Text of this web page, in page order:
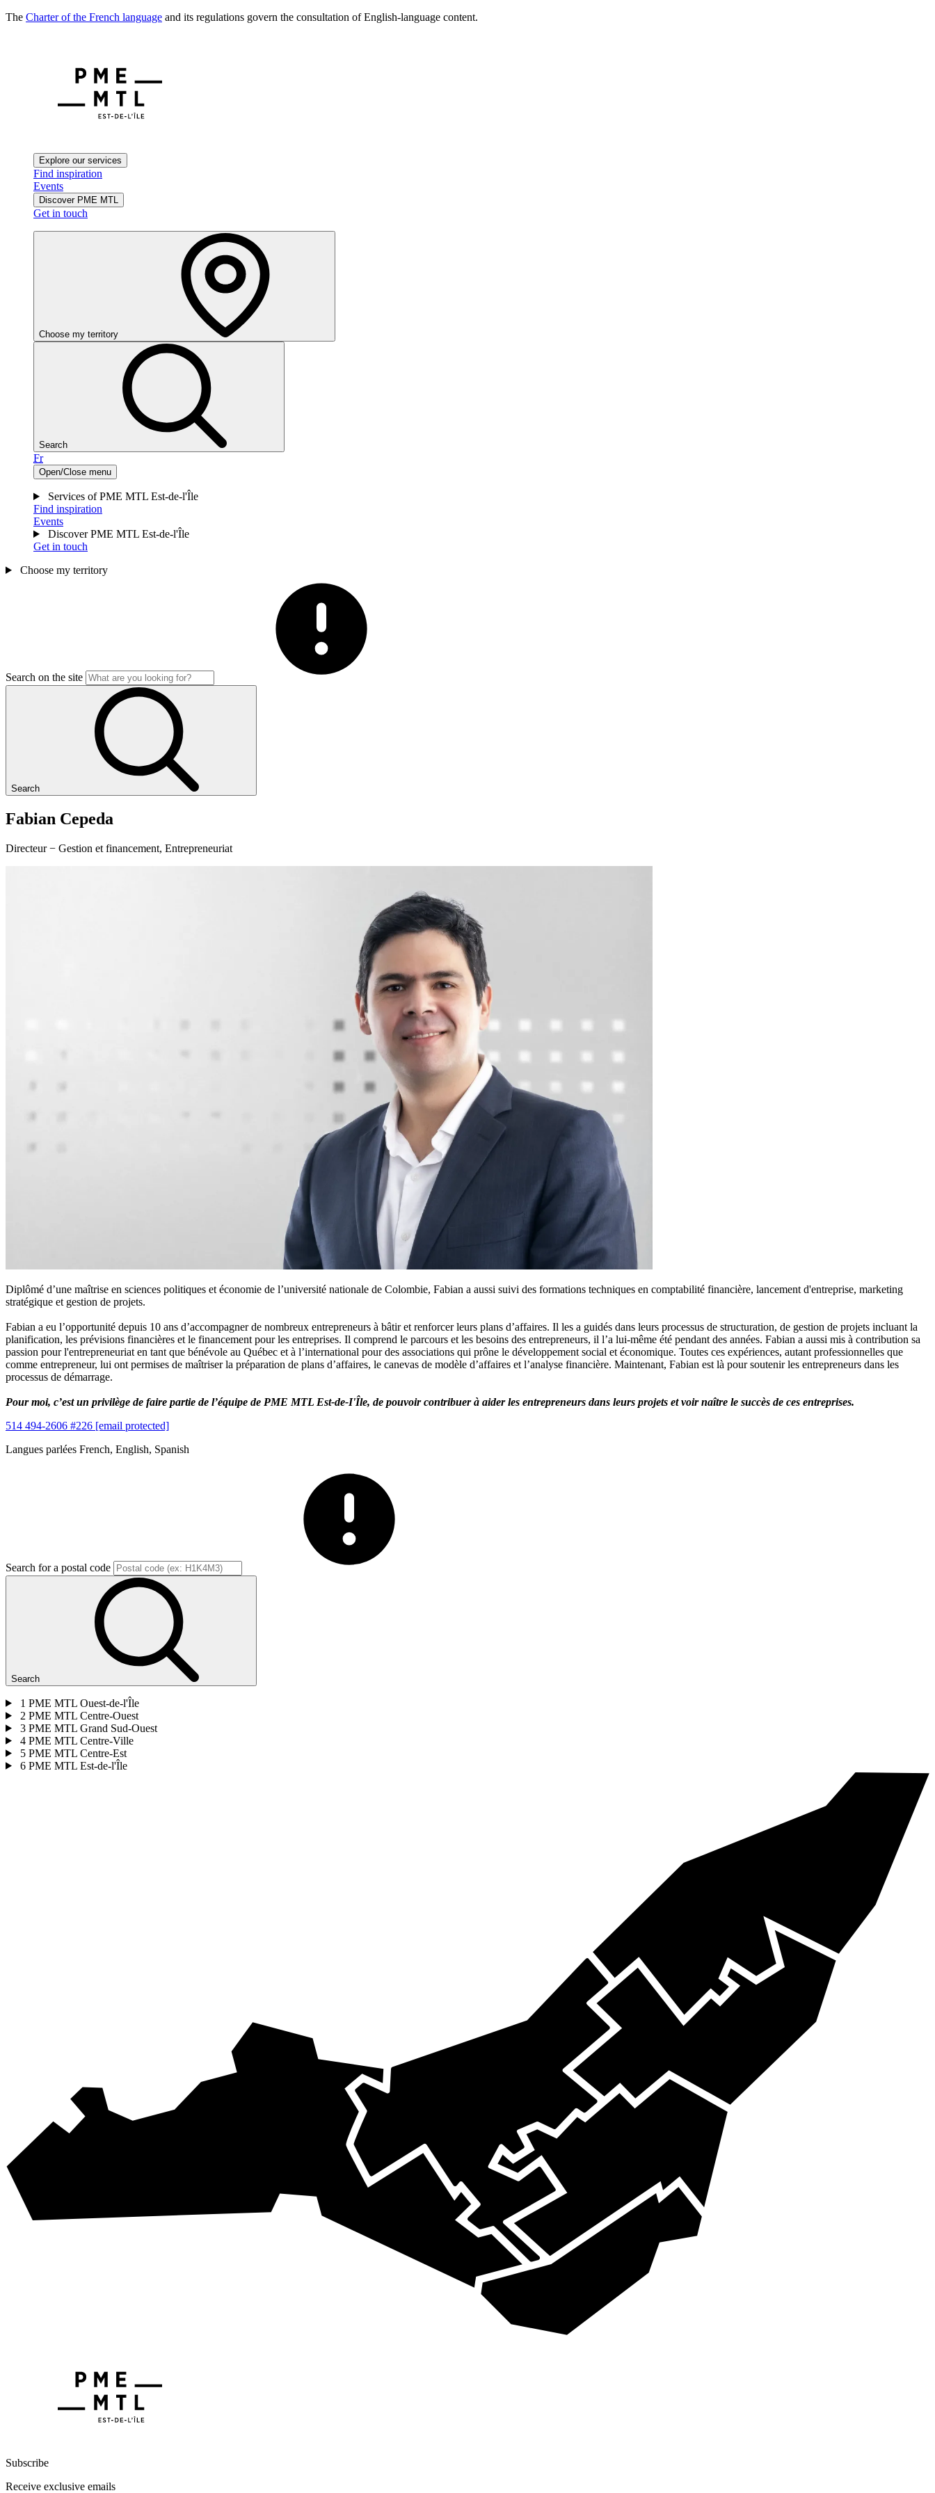
The Charter of the French language and its regulations govern the consultation of English-language content.
Explore our services
Find inspiration
Events
Discover PME MTL
Get in touch
Choose my territory
Search
Fr
Open/Close menu
Services of PME MTL Est-de-l'Île
Find inspiration
Events
Discover PME MTL Est-de-l'Île
Get in touch
Choose my territory
Search on the site
Search
Fabian Cepeda
Directeur − Gestion et financement, Entrepreneuriat
Diplômé d’une maîtrise en sciences politiques et économie de l’université nationale de Colombie, Fabian a aussi suivi des formations techniques en comptabilité financière, lancement d'entreprise, marketing
stratégique et gestion de projets.
Fabian a eu l’opportunité depuis 10 ans d’accompagner de nombreux entrepreneurs à bâtir et renforcer leurs plans d’affaires. Il les a guidés dans leurs processus de structuration, de gestion de projets incluant la
planification, les prévisions financières et le financement pour les entreprises. Il comprend le parcours et les besoins des entrepreneurs, il l’a lui-même été pendant des années. Fabian a aussi mis à contribution sa
passion pour l'entrepreneuriat en tant que bénévole au Québec et à l’international pour des associations qui prône le développement social et économique. Toutes ces expériences, autant professionnelles que
comme entrepreneur, lui ont permises de maîtriser la préparation de plans d’affaires, le canevas de modèle d’affaires et l’analyse financière. Maintenant, Fabian est là pour soutenir les entrepreneurs dans les
processus de démarrage.
Pour moi, c’est un privilège de faire partie de l’équipe de PME MTL Est-de-I'Île, de pouvoir contribuer à aider les entrepreneurs dans leurs projets et voir naître le succès de ces entreprises.
514 494-2606 #226 [email protected]
Langues parlées French, English, Spanish
Search for a postal code
Search
1 PME MTL Ouest-de-l'Île
2 PME MTL Centre-Ouest
3 PME MTL Grand Sud-Ouest
4 PME MTL Centre-Ville
5 PME MTL Centre-Est
6 PME MTL Est-de-l'Île
Subscribe
Receive exclusive emails